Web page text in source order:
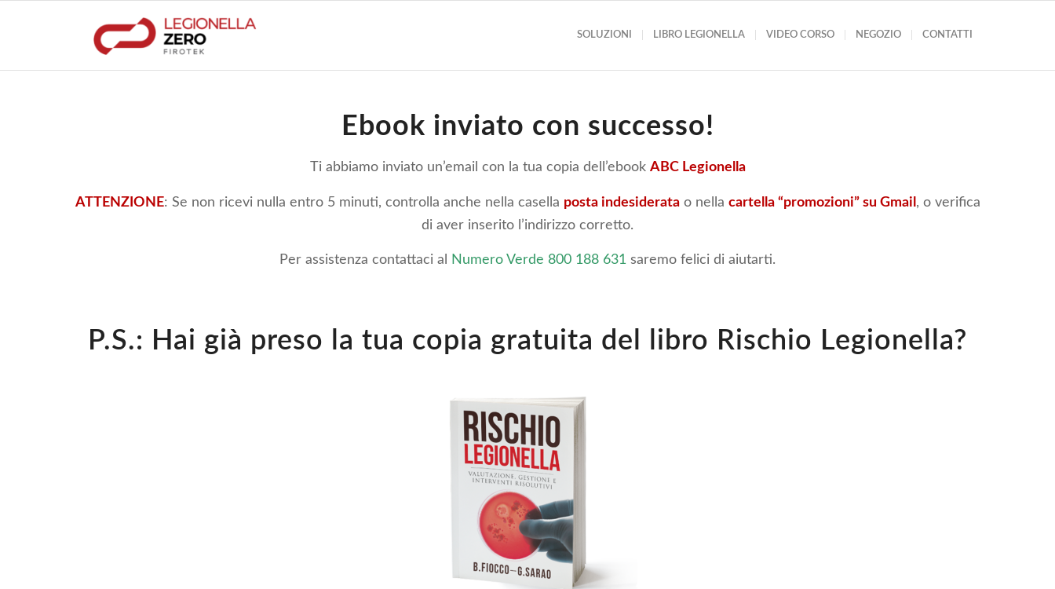
SOLUZIONI LIBRO LEGIONELLA VIDEO CORSO NEGOZIO CONTATTI
Ebook inviato con successo!
Ti abbiamo inviato un’email con la tua copia dell’ebook ABC Legionella
ATTENZIONE: Se non ricevi nulla entro 5 minuti, controlla anche nella casella posta indesideratao nella cartella “promozioni” su Gmail , o verifica
di aver inserito l’indirizzo corretto.
Per assistenza contattaci al Numero Verde 800 188 631 saremo felici di aiutarti.
P.S.: Hai già preso la tua copia gratuita del libro Rischio Legionella?